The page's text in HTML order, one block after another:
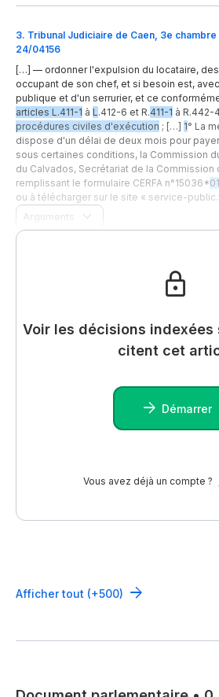
3. Tribunal Judiciaire de Caen, 3e
24/04156
[…] — ordonner l'expulsion du locataire,
occupant de son chef, et si besoin est,
publique et d'un serrurier, et ce
articles L.411-1 à L.412-6 et R.411-1 à R.442-
procédures civiles d'exécution ; […] 1° La
dispose d'un délai de deux mois pour
sous certaines conditions, la Commission
du Calvados, Secrétariat de la Commission
remplissant le formulaire CERFA n°15036*01
ou à télécharger sur le site « service-
Arguments
Voir les décisions indexées
citent cet
Démarrer
Vous avez déjà un compte ?
Afficher tout (+500)